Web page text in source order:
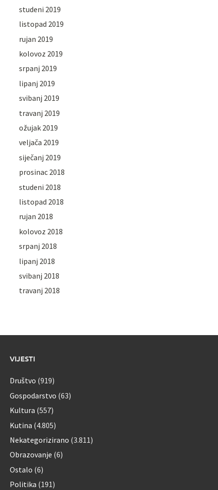
studeni 2019
listopad 2019
rujan 2019
kolovoz 2019
srpanj 2019
lipanj 2019
svibanj 2019
travanj 2019
ožujak 2019
veljača 2019
siječanj 2019
prosinac 2018
studeni 2018
listopad 2018
rujan 2018
kolovoz 2018
srpanj 2018
lipanj 2018
svibanj 2018
travanj 2018
VIJESTI
Društvo (919)
Gospodarstvo (63)
Kultura (557)
Kutina (4.805)
Nekategorizirano (3.811)
Obrazovanje (6)
Ostalo (6)
Politika (191)